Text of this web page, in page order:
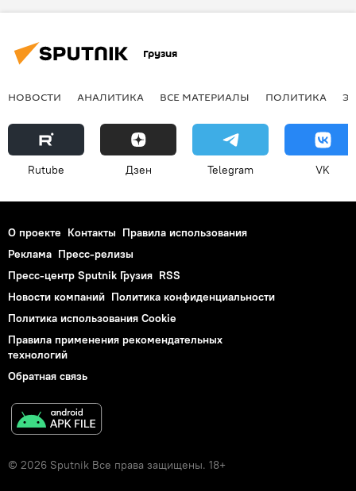
Грузия
НОВОСТИ АНАЛИТИКА ВСЕ МАТЕРИАЛЫ ПОЛИТИКА
Rutube Дзен Telegram VK
О проекте Контакты Правила использования
Реклама Пресс-релизы
Пресс-центр Sputnik Грузия RSS
Новости компаний Политика конфиденциальности
Политика использования Cookie
Правила применения рекомендательных
технологий
Обратная связь
© 2026 Sputnik Все права защищены. 18+